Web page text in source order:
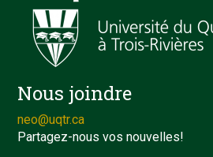
Nous joindre
neo@uqtr.ca
Partagez-nous vos nouvelles!